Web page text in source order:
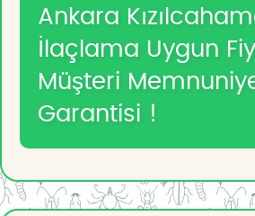
Ankara
İlaçlama Uygun
Müşteri
Garantisi !